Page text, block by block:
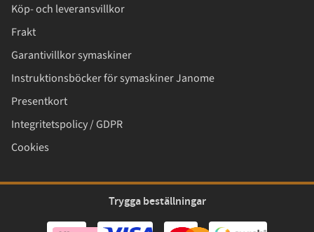
Köp- och leveransvillkor
Frakt
Garantivillkor symaskiner
Instruktionsböcker för symaskiner Janome
Presentkort
Integritetspolicy / GDPR
Cookies
Trygga beställningar